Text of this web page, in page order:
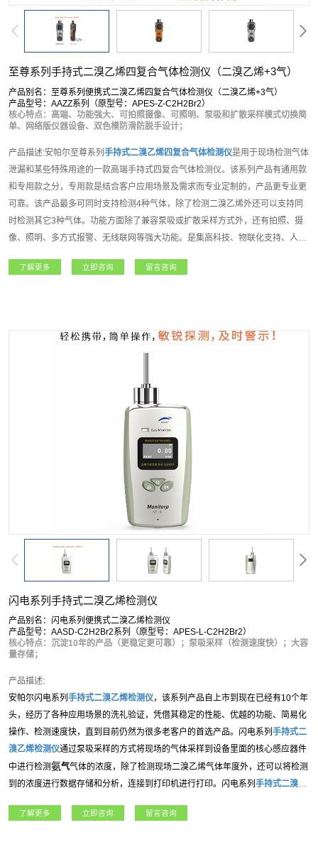
至尊系列手持式二溴乙烯四复合气体检测仪（二溴乙烯+3气）
产品别名：至尊系列便携式二溴乙烯四复合气体检测仪（二溴乙烯+3气）
产品型号：AAZZ系列（原型号：APES-Z-C2H2Br2）
核心特点：高端、功能强大、可拍照摄像、可照明、泵吸和扩散采样模式切换简
单、网络版仪器设备、双色模防滑防脱手设计；
产品描述:安帕尔至尊系列 手持式二溴乙烯四复合气体检测仪是用于现场检测气体
泄漏和某些特殊用途的一款高端手持式四复合气体检测仪。该系列产品有通用款
和专用款之分，专用款是结合客户应用场景及需求而专业定制的，产品更专业更
可靠。该产品最多可同时支持检测4种气体，除了检测二溴乙烯外还可以支持同
时检测其它3种气体。功能方面除了兼容泵吸或扩散采样方式外，还有拍照、摄
像、照明、多方式报警、无线联网等强大功能。是集高科技、物联化支持、人性
四复合气体检测仪
主要适用于石油石化、化工、燃气、冶金、电力、航天、军
了解更多 立即咨询 留言咨询
闪电系列手持式二溴乙烯检测仪
产品别名：闪电系列便携式二溴乙烯检测仪
产品型号：AASD-C2H2Br2系列（原型号：APES-L-C2H2Br2）
核心特点：沉淀10年的产品（更稳定更可靠）；泵吸采样（检测速度快）；大容
量存储；
产品描述:
安帕尔闪电系列 手持式二溴乙烯检测仪，该系列产品自上市到现在已经有10个年
头，经历了各种应用场景的洗礼验证，凭借其稳定的性能、优越的功能、简易化
操作、检测速度快，直到目前仍然为很多老客户的首选产品。闪电系列 手持式二
溴乙烯检测仪通过泵吸采样的方式将现场的气体采样到设备里面的核心感应器件
中进行检测氨气气体的浓度，除了检测现场二溴乙烯气体年度外，还可以将检测
到的浓度进行数据存储和分析，连接到打印机进行打印。闪电系列 手持式二溴乙
科研院所、市政工程等各行业领域。
了解更多 立即咨询 留言咨询